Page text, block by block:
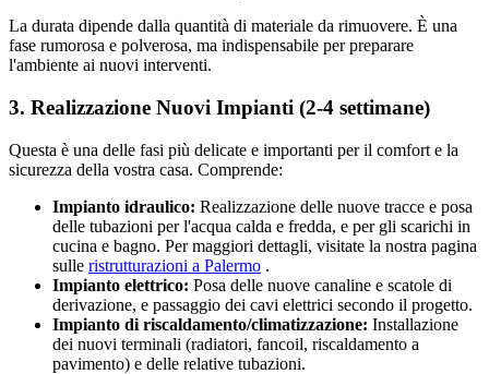
La durata dipende dalla quantità di materiale da rimuovere. È una
fase rumorosa e polverosa, ma indispensabile per preparare
l'ambiente ai nuovi interventi.
3. Realizzazione Nuovi Impianti (2-4 settimane)
Questa è una delle fasi più delicate e importanti per il comfort e la
sicurezza della vostra casa. Comprende:
Impianto idraulico: Realizzazione delle nuove tracce e posa
delle tubazioni per l'acqua calda e fredda, e per gli scarichi in
cucina e bagno. Per maggiori dettagli, visitate la nostra pagina
sulle ristrutturazioni a Palermo .
Impianto elettrico: Posa delle nuove canaline e scatole di
derivazione, e passaggio dei cavi elettrici secondo il progetto.
Impianto di riscaldamento/climatizzazione: Installazione
dei nuovi terminali (radiatori, fancoil, riscaldamento a
pavimento) e delle relative tubazioni.